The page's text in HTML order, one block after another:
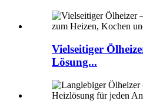
Vielseitiger
Lösung...